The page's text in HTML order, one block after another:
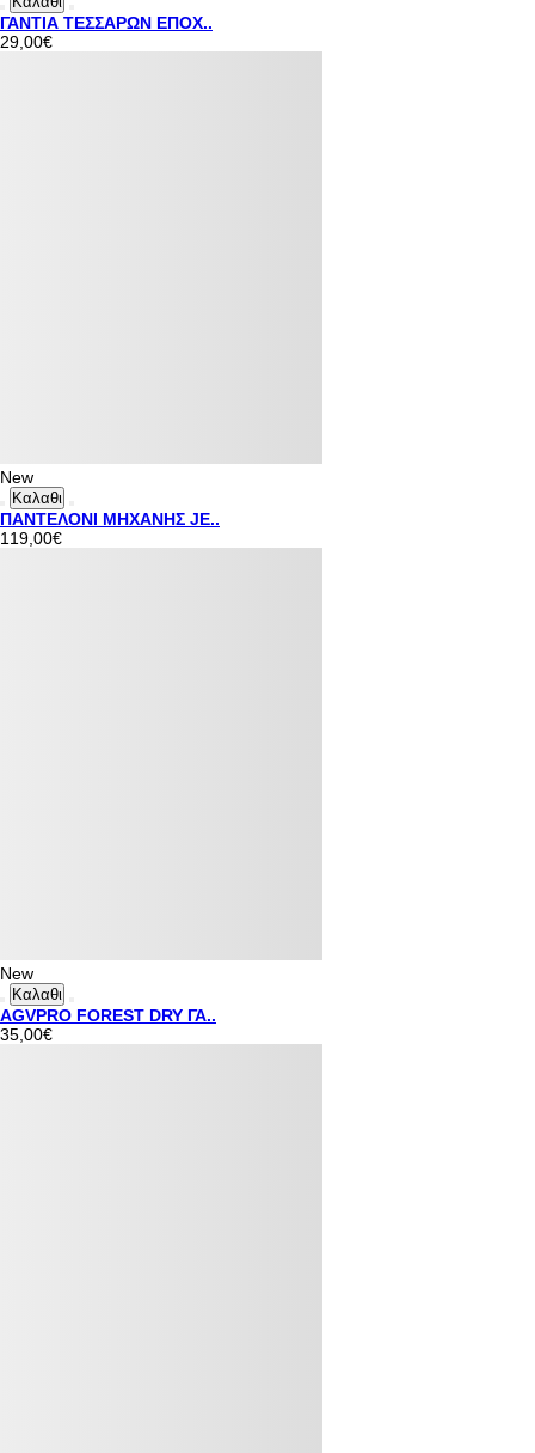
ΓΑΝΤΙΑ ΤΕΣΣΑΡΩΝ ΕΠΟΧ..
29,00€
New
Καλαθι
ΠΑΝΤΕΛΟΝΙ ΜΗΧΑΝΗΣ JE..
119,00€
New
Καλαθι
AGVPRO FOREST DRY ΓΑ..
35,00€